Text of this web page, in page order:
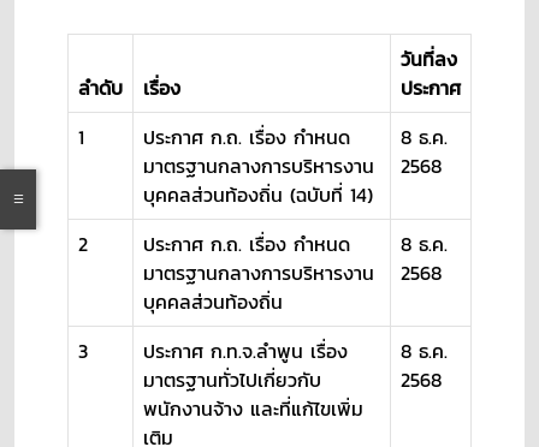
ลำดับ เรื่อง
วันที่ลง
ประกาศ
1
ประกาศ ก.ถ. เรื่อง กำหนด
มาตรฐานกลางการบริหารงาน
บุคคลส่วนท้องถิ่น (ฉบับที่ 14)
8 ธ.ค.
2568
2
ประกาศ ก.ถ. เรื่อง กำหนด
มาตรฐานกลางการบริหารงาน
บุคคลส่วนท้องถิ่น
8 ธ.ค.
2568
3
ประกาศ ก.ท.จ.ลำพูน เรื่อง
มาตรฐานทั่วไปเกี่ยวกับ
พนักงานจ้าง และที่แก้ไขเพิ่ม
เติม
8 ธ.ค.
2568